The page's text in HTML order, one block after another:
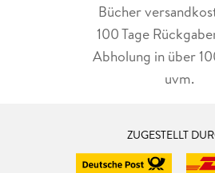
Bücher
100 Tage
Abholung in über
uvm.
ZUGESTELLT